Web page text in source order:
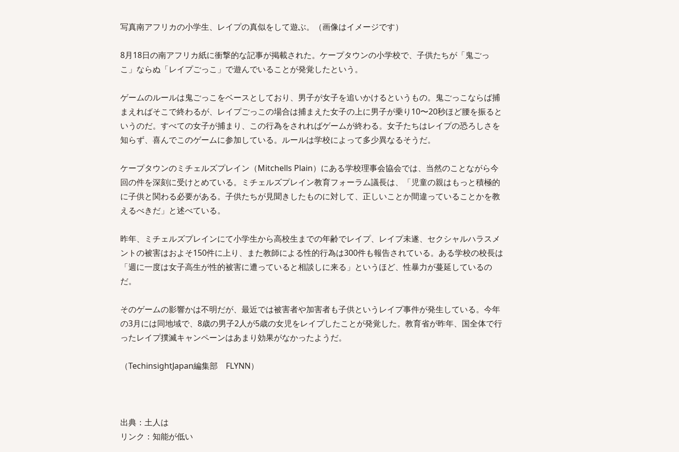
写真南アフリカの小学生、レイプの真似をして遊ぶ。（画像はイメージです）
8月18日の南アフリカ紙に衝撃的な記事が掲載された。ケープタウンの小学校で、子供たちが「鬼ごっ
こ」ならぬ「レイプごっこ」で遊んでいることが発覚したという。
ゲームのルールは鬼ごっこをベースとしており、男子が女子を追いかけるというもの。鬼ごっこならば捕
まえればそこで終わるが、レイプごっこの場合は捕まえた女子の上に男子が乗り10〜20秒ほど腰を振ると
いうのだ。すべての女子が捕まり、この行為をされればゲームが終わる。女子たちはレイプの恐ろしさを
知らず、喜んでこのゲームに参加している。ルールは学校によって多少異なるそうだ。
ケープタウンのミチェルズプレイン（Mitchells Plain）にある学校理事会協会では、当然のことながら今
回の件を深刻に受けとめている。ミチェルズプレイン教育フォーラム議長は、「児童の親はもっと積極的
に子供と関わる必要がある。子供たちが見聞きしたものに対して、正しいことか間違っていることかを教
えるべきだ」と述べている。
昨年、ミチェルズプレインにて小学生から高校生までの年齢でレイプ、レイプ未遂、セクシャルハラスメ
ントの被害はおよそ150件に上り、また教師による性的行為は300件も報告されている。ある学校の校長は
「週に一度は女子高生が性的被害に遭っていると相談しに来る」というほど、性暴力が蔓延しているの
だ。
そのゲームの影響かは不明だが、最近では被害者や加害者も子供というレイプ事件が発生している。今年
の3月には同地域で、8歳の男子2人が5歳の女児をレイプしたことが発覚した。教育省が昨年、国全体で行
ったレイプ撲滅キャンペーンはあまり効果がなかったようだ。
（TechinsightJapan編集部 FLYNN）
出典：土人は
リンク：知能が低い